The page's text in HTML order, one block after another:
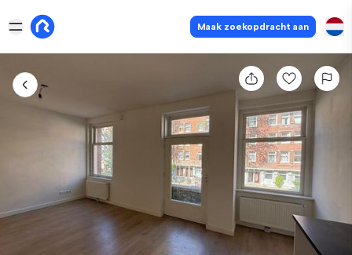
Maak zoekopdracht aan